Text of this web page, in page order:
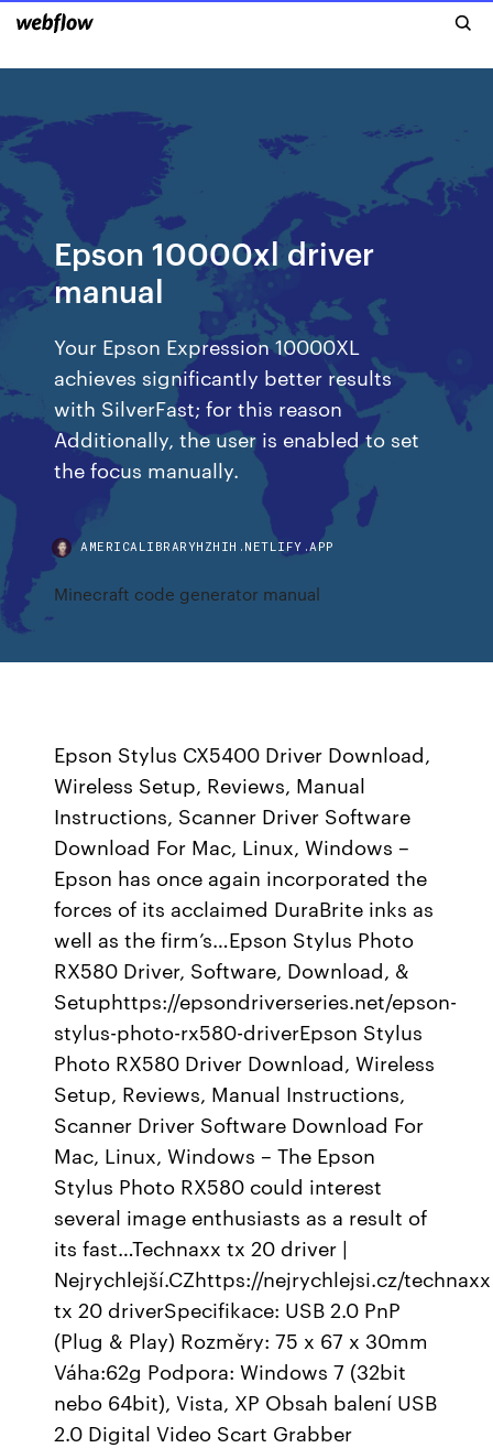
Epson 10000xl driver
manual
Your Epson Expression 10000XL
achieves significantly better results
with SilverFast; for this reason
Additionally, the user is enabled to set
the focus manually.
AMERICALIBRARYHZHIH.NETLIFY.APP
Minecraft code generator manual
Epson Stylus CX5400 Driver Download,
Wireless Setup, Reviews, Manual
Instructions, Scanner Driver Software
Download For Mac, Linux, Windows –
Epson has once again incorporated the
forces of its acclaimed DuraBrite inks as
well as the firm’s…Epson Stylus Photo
RX580 Driver, Software, Download, &
Setuphttps://epsondriverseries.net/epson-
stylus-photo-rx580-driverEpson Stylus
Photo RX580 Driver Download, Wireless
Setup, Reviews, Manual Instructions,
Scanner Driver Software Download For
Mac, Linux, Windows – The Epson
Stylus Photo RX580 could interest
several image enthusiasts as a result of
its fast…Technaxx tx 20 driver |
Nejrychlejší.CZhttps://nejrychlejsi.cz/technaxx
tx 20 driverSpecifikace: USB 2.0 PnP
(Plug & Play) Rozměry: 75 x 67 x 30mm
Váha:62g Podpora: Windows 7 (32bit
nebo 64bit), Vista, XP Obsah balení USB
2.0 Digital Video Scart Grabber